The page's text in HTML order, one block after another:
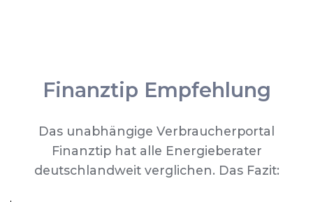
Finanztip Empfehlung
Das unabhängige Verbraucherportal
Finanztip hat alle Energieberater
deutschlandweit verglichen. Das Fazit: